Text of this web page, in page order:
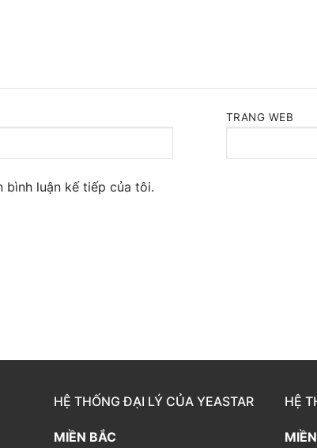
TRANG WEB
bình luận kế tiếp của tôi.
HỆ THỐNG ĐẠI LÝ CỦA YEASTAR
MIỀN BẮC
HỆ